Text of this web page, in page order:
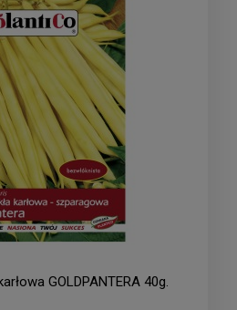
GOLDPANTERA 40g.